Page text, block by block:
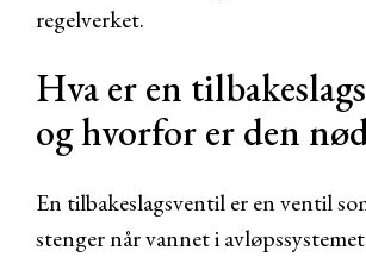
regelverket.
Hva er en
og hvorfor er den
En tilbakeslagsventil er en ventil
stenger når vannet i